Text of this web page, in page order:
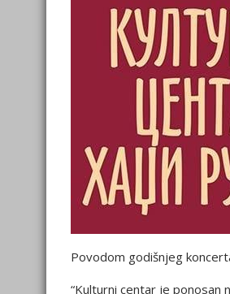
Povodom godišnjeg
“Kulturni centar je ponosan